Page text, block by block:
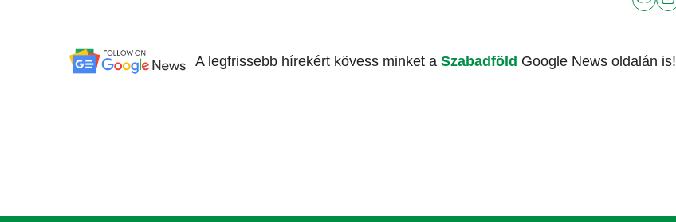
A legfrissebb hírekért kövess minket a Szabadföld Google News oldalán is!